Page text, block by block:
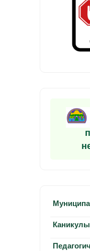
Каникулы